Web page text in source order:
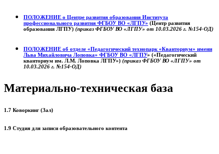
ПОЛОЖЕНИЕ о Центре развития образования Института
профессионального развития ФГБОУ ВО «ЛГПУ» (Центр развития
образования ЛГПУ) (приказ ФГБОУ ВО «ЛГПУ» от 10.03.2026 г. №154-ОД)
ПОЛОЖЕНИЕ об отделе «Педагогический технопарк «Кванториум» имени
Льва Михайловича Лоповка» ФГБОУ ВО «ЛГПУ» («Педагогический
кванториум им. Л.М. Лоповка ЛГПУ») (приказ ФГБОУ ВО «ЛГПУ» от
10.03.2026 г. №154-ОД)
Материально-техническая база
1.7 Коворкинг (Зал)
1.9 Студия для записи образовательного контента